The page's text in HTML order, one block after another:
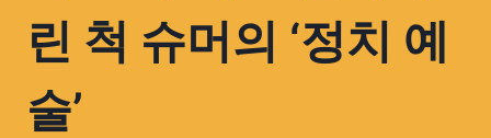
린 척 슈머의 ‘정치 예
술’